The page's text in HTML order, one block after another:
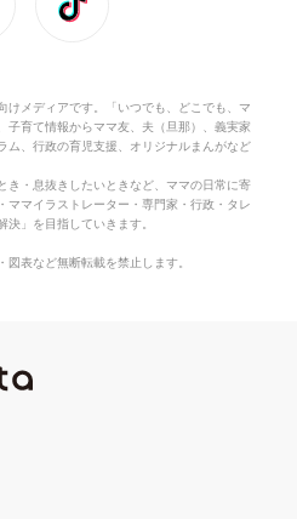
けメディアです。「いつでも、どこでも、マ
子育て情報からママ友、夫（旦那）、義実家
ム、行政の育児支援、オリジナルまんがなど
き・息抜きしたいときなど、ママの日常に寄
ママイラストレーター・専門家・行政・タレ
」を目指していきます。
表など無断転載を禁止します。